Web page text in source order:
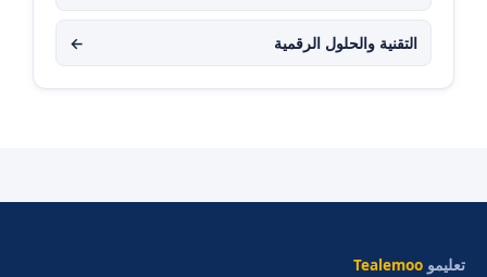
التقنية والحلول الرقمية ←
تعليمو Tealemoo